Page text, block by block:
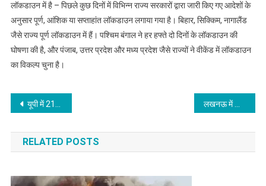
लॉकडाउन में है – पिछले कुछ दिनों में विभिन्न राज्य सरकारों द्वारा जारी किए गए आदेशों के
अनुसार पूर्ण, आंशिक या सप्ताहांत लॉकडाउन लगाया गया है। बिहार, सिक्किम, नागालैंड
जैसे राज्य पूर्ण लॉकडाउन में हैं। पश्चिम बंगाल ने हर हफ्ते दो दिनों के लॉकडाउन की
घोषणा की है, और पंजाब, उत्तर प्रदेश और मध्य प्रदेश जैसे राज्यों ने वीकेंड में लॉकडाउन
का विकल्प चुना है।
Post
navigation
यूपी में 2151 नए कोरोना संक्रमित मरीज मिले, अब तक 1229 संक्रमितों की मौत
RELATED POSTS